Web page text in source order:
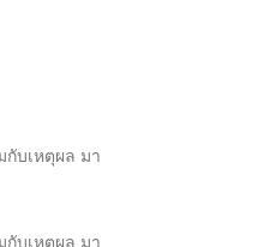
บเหตุผล มา
บเหตุผล มา